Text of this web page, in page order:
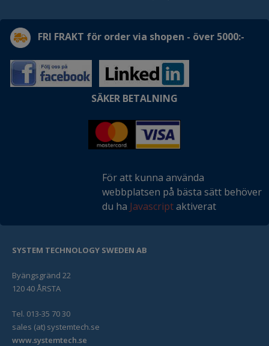
FRI FRAKT för order via shopen - över 5000:-
SÄKER BETALNING
För att kunna använda
webbplatsen på bästa sätt behöver
du ha Javascriptaktiverat
SYSTEM TECHNOLOGY SWEDEN AB
Byängsgränd 22
120 40 ÅRSTA
Tel. 013-35 70 30
sales (at) systemtech.se
www.systemtech.se